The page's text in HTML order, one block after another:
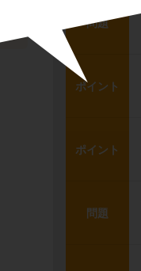
問題
ポイント
ポイント
問題